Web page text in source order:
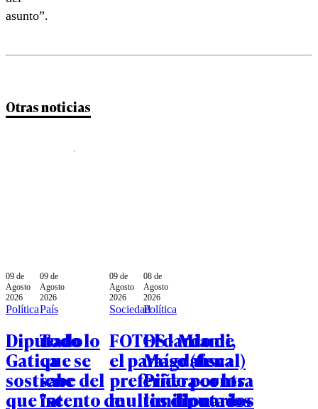
asunto”.
Otras noticias
09 de
Agosto
2026
Política
Diputado
Gatica
sostiene
que "se
09 de
Agosto
2026
País
Todo lo
que se
sabe del
intento de
09 de
Agosto
2026
Sociedad
FOTOS - Miami,
el paraíso (fiscal)
preferido por los
multimillonarios
08 de
Agosto
2026
Política
El dardo de
Magdalena
Piñera contra
los diputados